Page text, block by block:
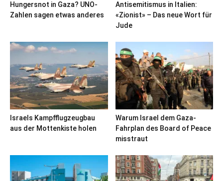
Hungersnot in Gaza? UNO-
Zahlen sagen etwas anderes
Antisemitismus in Italien:
«Zionist» – Das neue Wort für
Jude
Israels Kampfflugzeugbau
aus der Mottenkiste holen
Warum Israel dem Gaza-
Fahrplan des Board of Peace
misstraut